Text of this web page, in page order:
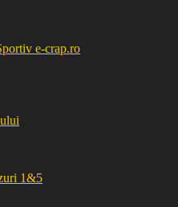
e-crap.ro
1&5